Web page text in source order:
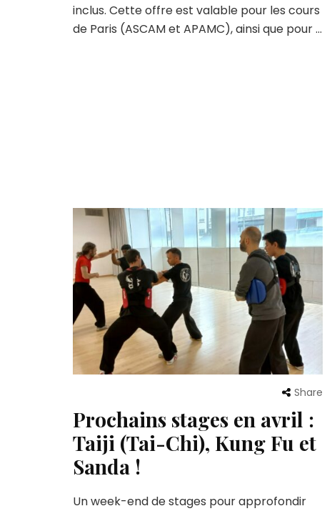
inclus. Cette offre est valable pour les cours
de Paris (ASCAM et APAMC), ainsi que pour …
Share
Prochains stages en avril :
Taiji (Tai-Chi), Kung Fu et
Sanda !
Un week-end de stages pour approfondir